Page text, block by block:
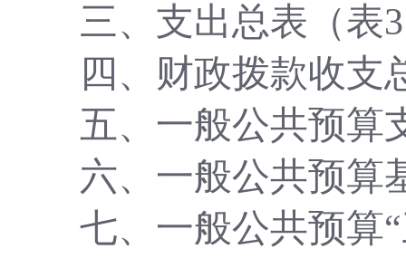
三、支出总表（表
四、财政拨款收支
五、一般公共预算
六、一般公共预算
七、一般公共预算